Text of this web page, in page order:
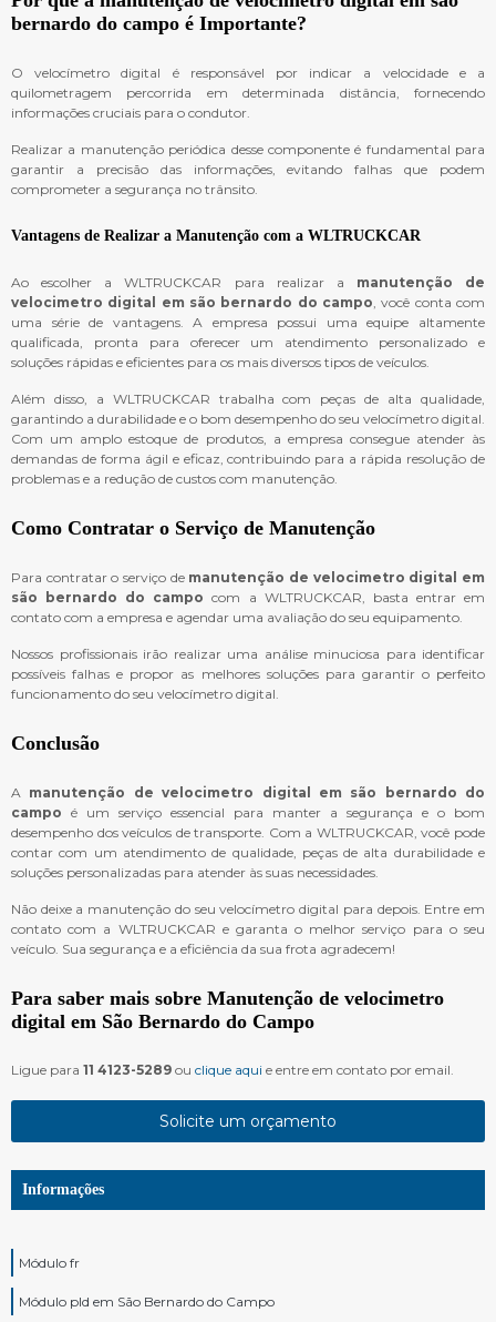
bernardo do campo é Importante?
O velocímetro digital é responsável por indicar a velocidade e a
quilometragem percorrida em determinada distância, fornecendo
informações cruciais para o condutor.
Realizar a manutenção periódica desse componente é fundamental para
garantir a precisão das informações, evitando falhas que podem
comprometer a segurança no trânsito.
Vantagens de Realizar a Manutenção com a WLTRUCKCAR
Ao escolher a WLTRUCKCAR para realizar a manutenção de
velocimetro digital em são bernardo do campo, você conta com
uma série de vantagens. A empresa possui uma equipe altamente
qualificada, pronta para oferecer um atendimento personalizado e
soluções rápidas e eficientes para os mais diversos tipos de veículos.
Além disso, a WLTRUCKCAR trabalha com peças de alta qualidade,
garantindo a durabilidade e o bom desempenho do seu velocímetro digital.
Com um amplo estoque de produtos, a empresa consegue atender às
demandas de forma ágil e eficaz, contribuindo para a rápida resolução de
problemas e a redução de custos com manutenção.
Como Contratar o Serviço de Manutenção
Para contratar o serviço de manutenção de velocimetro digital em
são bernardo do campo com a WLTRUCKCAR, basta entrar em
contato com a empresa e agendar uma avaliação do seu equipamento.
Nossos profissionais irão realizar uma análise minuciosa para identificar
possíveis falhas e propor as melhores soluções para garantir o perfeito
funcionamento do seu velocímetro digital.
Conclusão
A manutenção de velocimetro digital em são bernardo do
campo é um serviço essencial para manter a segurança e o bom
desempenho dos veículos de transporte. Com a WLTRUCKCAR, você pode
contar com um atendimento de qualidade, peças de alta durabilidade e
soluções personalizadas para atender às suas necessidades.
Não deixe a manutenção do seu velocímetro digital para depois. Entre em
contato com a WLTRUCKCAR e garanta o melhor serviço para o seu
veículo. Sua segurança e a eficiência da sua frota agradecem!
Para saber mais sobre Manutenção de velocimetro
digital em São Bernardo do Campo
Ligue para 11 4123-5289 ou clique aqui e entre em contato por email.
Solicite um orçamento
Informações
Módulo fr
Módulo pld em São Bernardo do Campo